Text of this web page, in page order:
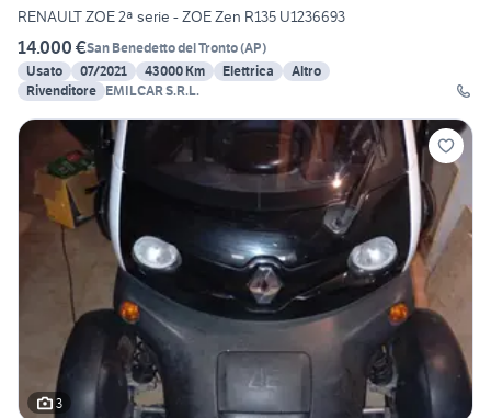
RENAULT ZOE 2ª serie - ZOE Zen R135 U1236693
14.000 €San Benedetto del Tronto(AP)
Usato
07/2021 43000 Km Elettrica
Altro
Rivenditore EMILCAR S.R.L.
3